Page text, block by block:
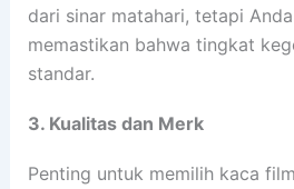
dari sinar matahari, tetapi
memastikan bahwa tingkat
standar.
3. Kualitas dan Merk
Penting untuk memilih kaca